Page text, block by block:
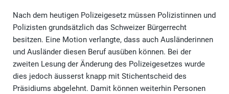
Nach dem heutigen Polizeigesetz müssen Polizistinnen und
Polizisten grundsätzlich das Schweizer Bürgerrecht
besitzen. Eine Motion verlangte, dass auch Ausländerinnen
und Ausländer diesen Beruf ausüben können. Bei der
zweiten Lesung der Änderung des Polizeigesetzes wurde
dies jedoch äusserst knapp mit Stichentscheid des
Präsidiums abgelehnt. Damit können weiterhin Personen